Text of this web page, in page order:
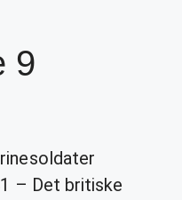
9
– Det britiske